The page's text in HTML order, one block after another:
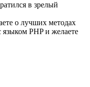
в зрелый
о лучших методах
PHP и желаете